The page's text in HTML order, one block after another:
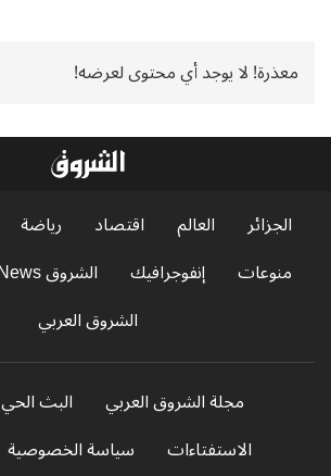
معذرة! لا يوجد أي محتوى لعرضه!
الجزائر العالم اقتصاد رياضة
منوعات
إنفوجرافيك الشروق News
الشروق العربي
مجلة الشروق العربي البث الحي
الاستفتاءات
سياسة الخصوصية